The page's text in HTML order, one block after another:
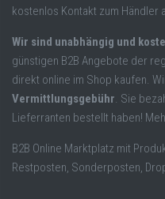
kostenlos Kontakt zum Händler
Wir sind unabhängig und
günstigen B2B Angebote der
direkt online im Shop kaufen.
Vermittlungsgebühr. Sie
Lieferranten bestellt haben!
B2B Online Marktplatz mit
Restposten, Sonderposten,